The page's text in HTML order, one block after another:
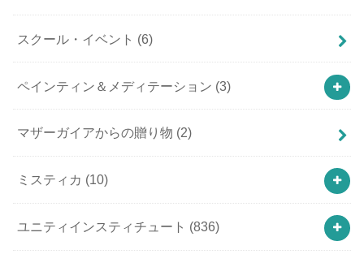
スクール・イベント (6)
ペインティン＆メディテーション (3)
マザーガイアからの贈り物 (2)
ミスティカ (10)
ユニティインスティチュート (836)